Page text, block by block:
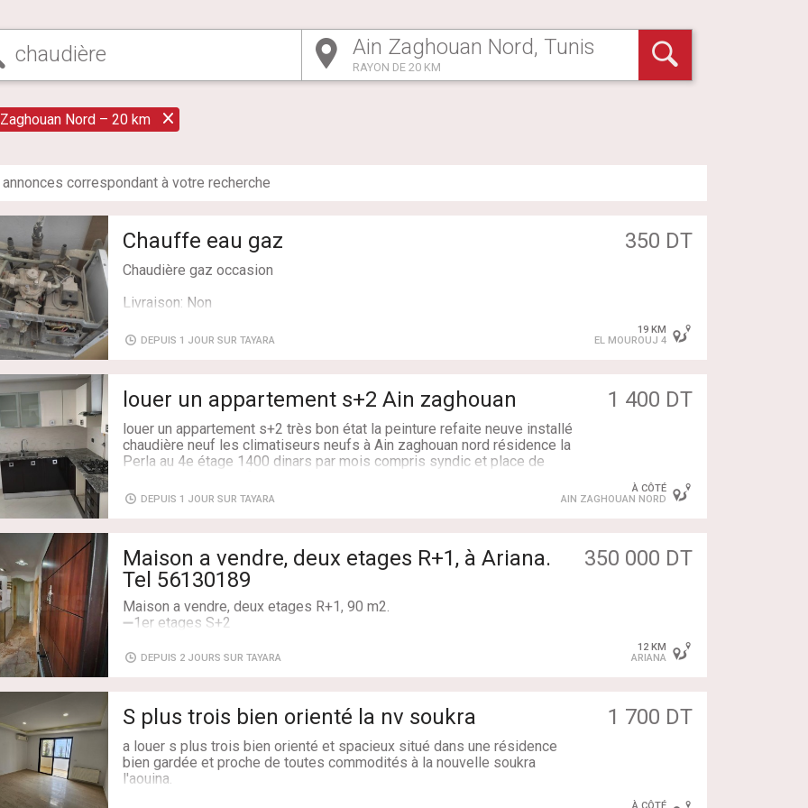
RAYON DE 20 KM
Nord – 20 km
annonces correspondant à votre recherche
Chauffe eau gaz 350 DT
Chaudière gaz occasion
Livraison: Non
DEPUIS 1 JOUR SUR TAYARA
19 KM
EL MOUROUJ 4
louer un appartement s+2 Ain zaghouan 1 400 DT
louer un appartement s+2 très bon état la peinture refaite neuve installé
chaudière neuf les climatiseurs neufs à Ain zaghouan nord résidence la
Perla au 4e étage 1400 dinars par mois compris syndic et place de
• localisation
https://maps.app.goo.gl/J8qqFP9XJ7ai6B6i6
Type de transaction: À Louer
Superficie: 105 m²
Salles de bains: 1
Chambres: 2
DEPUIS 1 JOUR SUR TAYARA
À CÔTÉ
AIN ZAGHOUAN NORD
Maison a vendre, deux etages R+1, à Ariana.
350 000 DT
Maison a vendre, deux etages R+1, 90 m2.
➖1er etages S+2
avec gaz de ville et chaudiere
⏩Prix fiiiix 350 MD
🔴Pour plus d'informations contactez ☎️56130189
Type de transaction: À Vendre
Superficie: 90 m²
Salles de bains: 2
DEPUIS 2 JOURS SUR TAYARA
12 KM
ARIANA
S plus trois bien orienté la nv soukra 1 700 DT
a louer s plus trois bien orienté et spacieux situé dans une résidence
bien gardée et proche de toutes commodités à la nouvelle soukra
l'aouina.
À CÔTÉ